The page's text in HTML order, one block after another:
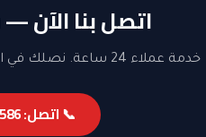
اتصل بنا
خدمة عملاء 24 ساعة. نصلك في القاهرة والجيزة. ضمان شامل على جميع الإصلاحات.
📞 اتصل: 01000069586